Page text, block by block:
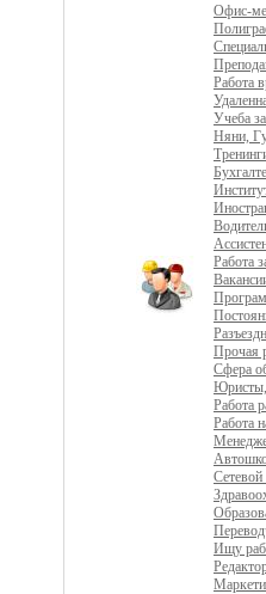
Офис-
Работа
Учеба
Няни,
Работа
Прочая
Сфера
Юристы,
Работа
Работа
Сетевой
Ищу